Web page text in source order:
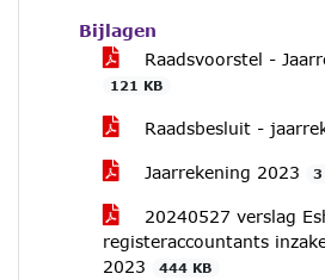
Bijlagen
Raadsvoorstel -
121 KB
Raadsbesluit -
Jaarrekening 2023 3
20240527 verslag
registeraccountants
2023
444 KB